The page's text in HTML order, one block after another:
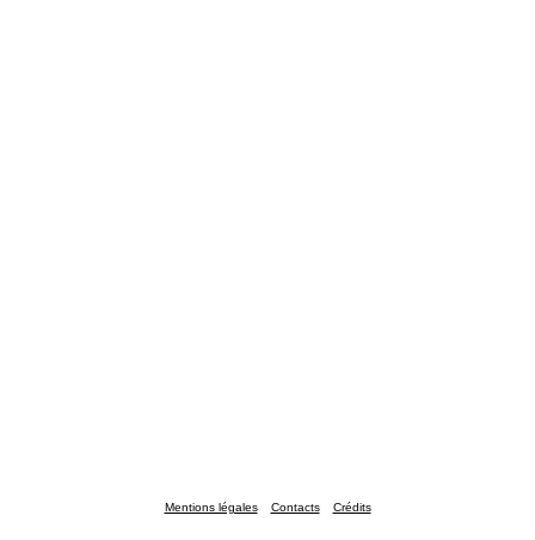
Mentions légales Contacts Crédits